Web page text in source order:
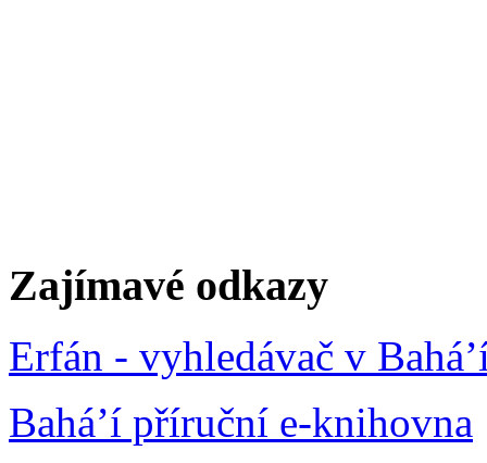
Zajímavé odkazy
Erfán - vyhledávač v
Bahá’í příruční e-knihovna